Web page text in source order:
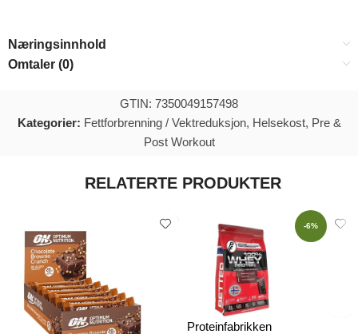
Næringsinnhold
Omtaler (0)
GTIN: 7350049157498
Kategorier: Fettforbrenning / Vektreduksjon, Helsekost, Pre &
Post Workout
RELATERTE PRODUKTER
-6%
Proteinfabrikken